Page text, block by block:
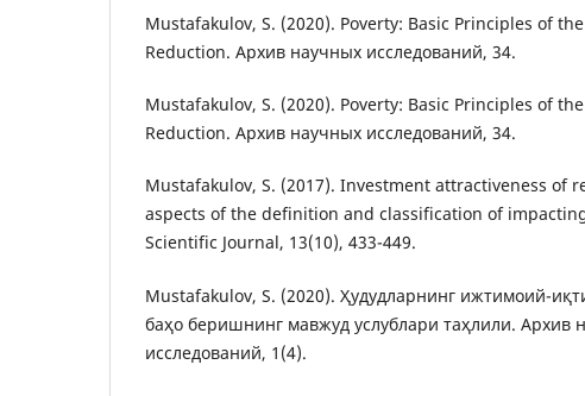
Mustafakulov, S. (2020). Poverty: Basic Principles of
Reduction. Архив научных исследований, 34.
Mustafakulov, S. (2020). Poverty: Basic Principles of
Reduction. Архив научных исследований, 34.
Mustafakulov, S. (2017). Investment attractiveness of
aspects of the definition and classification of
Scientific Journal, 13(10), 433-449.
Mustafakulov, S. (2020). Ҳудудларнинг ижтимоий-
баҳо беришнинг мавжуд услублари таҳлили. Архив
исследований, 1(4).